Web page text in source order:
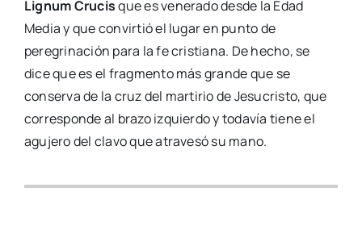
Lignum Crucisque es venerado desde la Edad
Media y que convirtió el lugar en punto de
peregrinación para la fe cristiana. De hecho, se
dice que es el fragmento más grande que se
conserva de la cruz del martirio de Jesucristo, que
corresponde al brazo izquierdo y todavía tiene el
agujero del clavo que atravesó su mano.